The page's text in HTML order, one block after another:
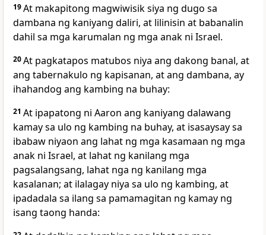
19At makapitong magwiwisik siya ng dugo sa
dambana ng kaniyang daliri, at lilinisin at babanalin
dahil sa mga karumalan ng mga anak ni Israel.
20At pagkatapos matubos niya ang dakong banal, at
ang tabernakulo ng kapisanan, at ang dambana, ay
ihahandog ang kambing na buhay:
21 At ipapatong ni Aaron ang kaniyang dalawang
kamay sa ulo ng kambing na buhay, at isasaysay sa
ibabaw niyaon ang lahat ng mga kasamaan ng mga
anak ni Israel, at lahat ng kanilang mga
pagsalangsang, lahat nga ng kanilang mga
kasalanan; at ilalagay niya sa ulo ng kambing, at
ipadadala sa ilang sa pamamagitan ng kamay ng
isang taong handa: